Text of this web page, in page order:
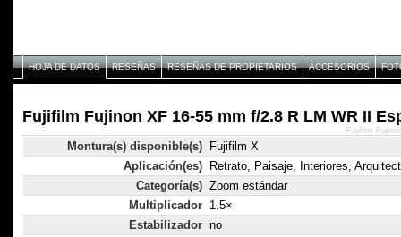
HOJA DE DATOS RESEÑAS RESEÑAS DE PROPIETARIOS ACCESORIOS
Fujifilm Fujinon XF 16-55 mm f/2.8 R LM WR II
Montura(s) disponible(s)
Fujifilm X
Aplicación(es)
Retrato, Paisaje, Interiores,
Categoría(s) Zoom estándar
Multiplicador 1.5×
Estabilizador no
Fujifilm